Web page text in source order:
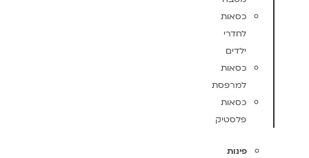
כסאות
לחדרי
ילדים
כסאות
למרפסת
כסאות
פלסטיק
פינות